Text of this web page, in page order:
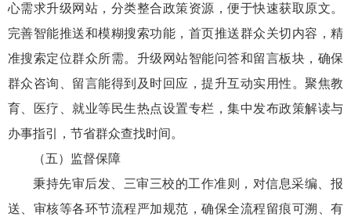
心需求升级网站，分类整合政策资源，便于快速获取原文。
完善智能推送和模糊搜索功能，首页推送群众关切内容，精
准搜索定位群众所需。升级网站智能问答和留言板块，确保
群众咨询、留言能得到及时回应，提升互动实用性。聚焦教
育、医疗、就业等民生热点设置专栏，集中发布政策解读与
办事指引，节省群众查找时间。
（五）监督保障
秉持先审后发、三审三校的工作准则，对信息采编、报
送、审核等各环节流程严加规范，确保全流程留痕可溯、有